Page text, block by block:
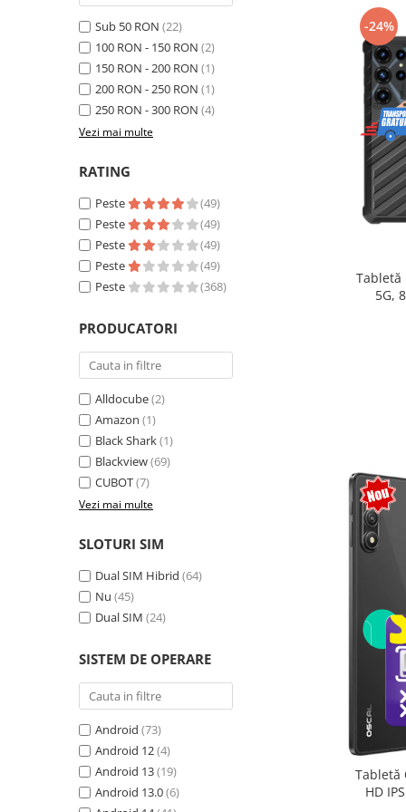
Telefoane mobile Realme
Telefoane mobile ZTE Nubia
Telefoane mobile ALTE BRANDURI
Tablete PC, mini PC si laptopuri
Tablete PC
Tablete pc cu proiector video
Laptop-uri
Monitoare pc
TV si Proiectoare Smart
Camere auto, home si sport
Camere auto DVR
Oglinzi auto smart cu camera
Camere Supraveghere
Mini Video Camera
Accesorii Camere Supraveghere
Casti Wireless
Casti cu Fir
Casti Profesionale
Ceasuri si Inele smart, bratari
Smartwatch
Ceasuri Smart pentru copii
Bratari Fitness
Accesorii Smartwatch
Trotinete electrice si accesorii
Sub 50 RON (22)
100 RON - 150 RON (2)
150 RON - 200 RON (1)
200 RON - 250 RON (1)
250 RON - 300 RON (4)
Vezi mai multe
RATING
Peste
(49)
Peste
(49)
Peste
(49)
Peste
(49)
Peste
(368)
PRODUCATORI
Alldocube(2)
Amazon (1)
Black Shark(1)
Blackview(69)
CUBOT(7)
Vezi mai multe
SLOTURI SIM
Dual SIM Hibrid (64)
Nu (45)
Dual SIM (24)
SISTEM DE OPERARE
Android (73)
Android 12(4)
Android 13(19)
Android 13.0(6)
-24%
Tabletă
5G,
Tabletă
HD